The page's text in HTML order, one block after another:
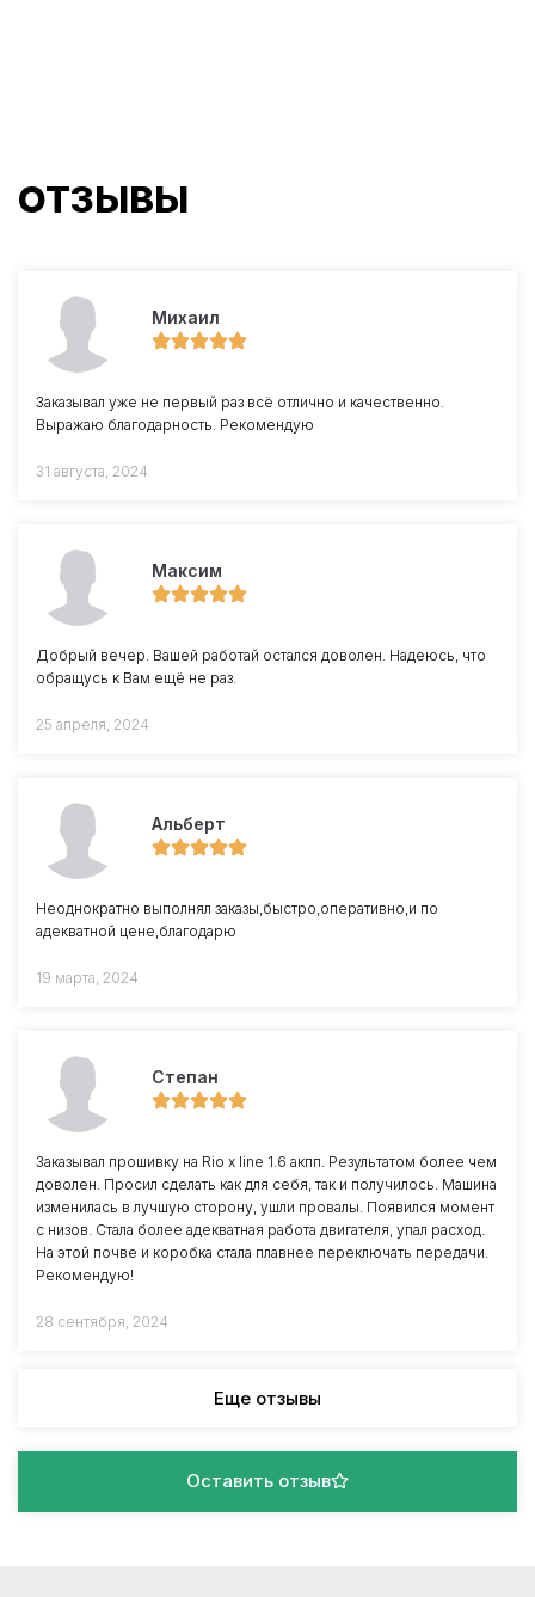
ОТЗЫВЫ
Михаил
Заказывал уже не первый раз всё отлично и качественно.
Выражаю благодарность. Рекомендую
31 августа, 2024
Максим
Добрый вечер. Вашей работай остался доволен. Надеюсь, что
обращусь к Вам ещё не раз.
25 апреля, 2024
Альберт
Неоднократно выполнял заказы,быстро,оперативно,и по
адекватной цене,благодарю
19 марта, 2024
Степан
Заказывал прошивку на Rio x line 1.6 акпп. Результатом более чем
доволен. Просил сделать как для себя, так и получилось. Машина
изменилась в лучшую сторону, ушли провалы. Появился момент
с низов. Стала более адекватная работа двигателя, упал расход.
На этой почве и коробка стала плавнее переключать передачи.
Рекомендую!
28 сентября, 2024
Еще отзывы
Оставить отзыв